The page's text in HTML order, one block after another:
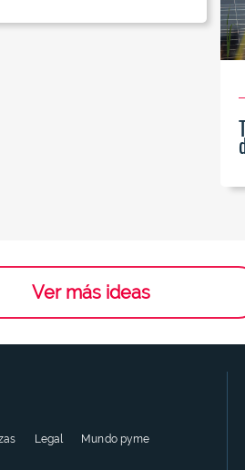
Ver más ideas
Legal Mundo pyme